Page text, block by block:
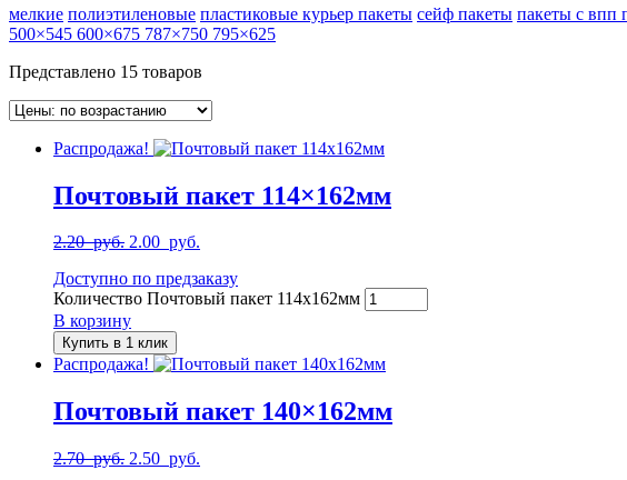
мелкие полиэтиленовые пластиковые курьер пакеты сейф пакеты пакеты с впп
500×545 600×675 787×750 795×625
Представлено 15 товаров
Распродажа!
Почтовый пакет 114×162мм
2.20руб. 2.00 руб.
Доступно по предзаказу
Количество Почтовый пакет 114x162мм
В корзину
Купить в 1 клик
Распродажа!
Почтовый пакет 140×162мм
2.70руб. 2.50 руб.